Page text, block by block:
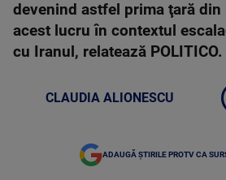
devenind astfel prima ţară din
acest lucru în contextul
cu Iranul, relatează POLITICO.
CLAUDIA ALIONESCU
ADAUGĂ ȘTIRILE PROTV CA